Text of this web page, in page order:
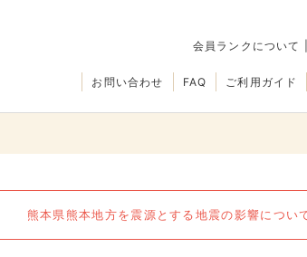
会員ランクについて
ご利用ガイド
FAQ
お問い合わせ
熊本県熊本地方を震源とする地震の影響につ